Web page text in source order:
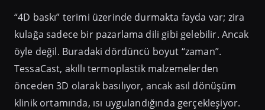
“4D baskı” terimi üzerinde durmakta fayda var; zira
kulağa sadece bir pazarlama dili gibi gelebilir. Ancak
öyle değil. Buradaki dördüncü boyut “zaman”.
TessaCast, akıllı termoplastik malzemelerden
önceden 3D olarak basılıyor, ancak asıl dönüşüm
klinik ortamında, ısı uygulandığında gerçekleşiyor.